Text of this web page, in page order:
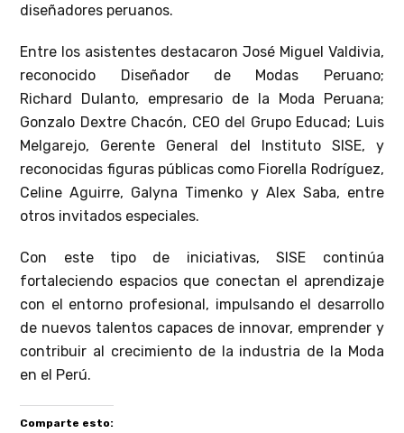
diseñadores peruanos.
Entre los asistentes destacaron José Miguel Valdivia,
reconocido Diseñador de Modas Peruano;
Richard Dulanto, empresario de la Moda Peruana;
Gonzalo Dextre Chacón, CEO del Grupo Educad; Luis
Melgarejo, Gerente General del Instituto SISE, y
reconocidas figuras públicas como Fiorella Rodríguez,
Celine Aguirre, Galyna Timenko y Alex Saba, entre
otros invitados especiales.
Con este tipo de iniciativas, SISE continúa
fortaleciendo espacios que conectan el aprendizaje
con el entorno profesional, impulsando el desarrollo
de nuevos talentos capaces de innovar, emprender y
contribuir al crecimiento de la industria de la Moda
en el Perú.
Comparte esto: